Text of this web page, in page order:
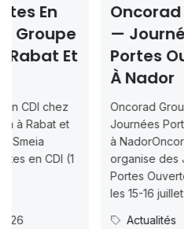
Oncorad Group
— Journées
Portes Ouvertes
Oncorad Group —
Journées Portes Ouvertes
à NadorOncorad Group
organise des Journées
Portes Ouvertes à Nador
les 15-16 juillet (09h-17h)...
Actualités